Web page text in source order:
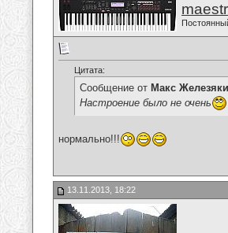
Цитата:
Сообщение от Макс
Настроение было не очень
нормально!!!
13.11.2013, 18:22